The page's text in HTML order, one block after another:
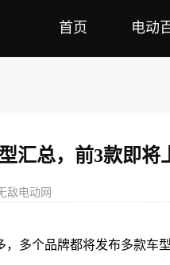
首页 电动
汇总，前3款即将
敌电动网
，多个品牌都将发布多款车